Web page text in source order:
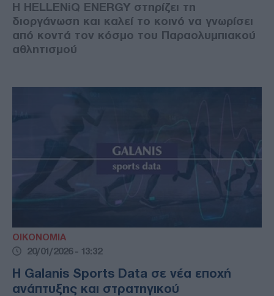
Η HELLENiQ ENERGY στηρίζει τη
διοργάνωση και καλεί το κοινό να γνωρίσει
από κοντά τον κόσμο του Παραολυμπιακού
αθλητισμού
ΟΙΚΟΝΟΜΙΑ
20/01/2026 - 13:32
Η Galanis Sports Data σε νέα εποχή
ανάπτυξης και στρατηγικού